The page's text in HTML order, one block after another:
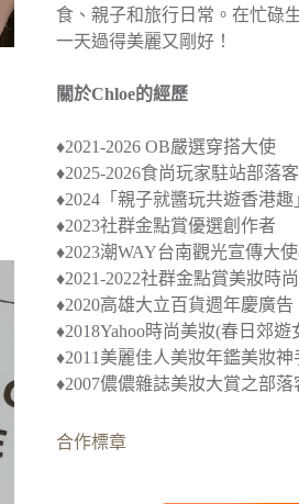
食、親子和旅行日常。在忙碌
一天過得美麗又剛好！
關於Chloe的經歷
♦︎2021-2026 OB嚴選穿搭大使
♦︎2025-2026食尚玩家駐站部落客
♦︎2024 「親子就醬玩共遊香港趣
♦︎2023社群金點賞優選創作者
♦︎2023潮WAY台南觀光宣傳大使
♦︎2021-2022社群金點賞美妝時
♦︎2020高雄大立百貨週年慶廣告
♦︎2018Yahoo時尚美妝(春日郊
♦︎2011美麗佳人美妝年鑑美妝神
♦︎2007儂儂雜誌美妝大賞之部落
合作標章